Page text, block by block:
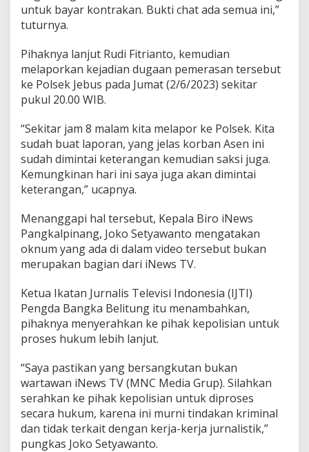
untuk bayar kontrakan. Bukti chat ada semua ini,”
tuturnya.
Pihaknya lanjut Rudi Fitrianto, kemudian
melaporkan kejadian dugaan pemerasan tersebut
ke Polsek Jebus pada Jumat (2/6/2023) sekitar
pukul 20.00 WIB.
“Sekitar jam 8 malam kita melapor ke Polsek. Kita
sudah buat laporan, yang jelas korban Asen ini
sudah dimintai keterangan kemudian saksi juga.
Kemungkinan hari ini saya juga akan dimintai
keterangan,” ucapnya.
Menanggapi hal tersebut, Kepala Biro iNews
Pangkalpinang, Joko Setyawanto mengatakan
oknum yang ada di dalam video tersebut bukan
merupakan bagian dari iNews TV.
Ketua Ikatan Jurnalis Televisi Indonesia (IJTI)
Pengda Bangka Belitung itu menambahkan,
pihaknya menyerahkan ke pihak kepolisian untuk
proses hukum lebih lanjut.
“Saya pastikan yang bersangkutan bukan
wartawan iNews TV (MNC Media Grup). Silahkan
serahkan ke pihak kepolisian untuk diproses
secara hukum, karena ini murni tindakan kriminal
dan tidak terkait dengan kerja-kerja jurnalistik,”
pungkas Joko Setyawanto.